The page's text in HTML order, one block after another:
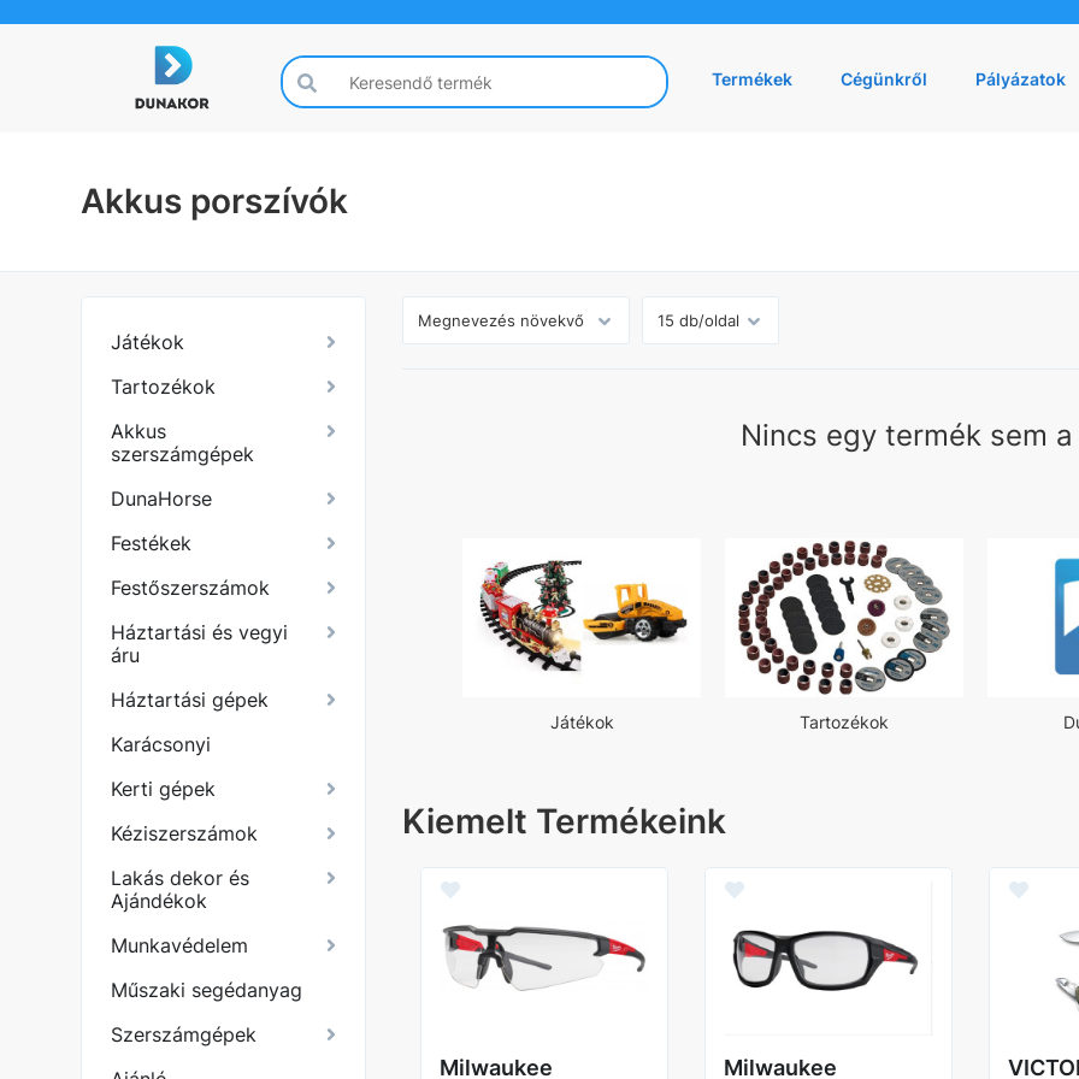
Termékek Cégünkről Pályázatok
Akkus porszívók
Játékok
Tartozékok
Akkus
szerszámgépek
DunaHorse
Festékek
Festőszerszámok
Háztartási és vegyi
áru
Háztartási gépek
Karácsonyi
Kerti gépek
Kéziszerszámok
Lakás dekor és
Ajándékok
Munkavédelem
Műszaki segédanyag
Szerszámgépek
Nincs egy termék sem
Játékok Tartozékok
Kiemelt Termékeink
Kif.BITKÉSZLET
MILWAUKEE
RÉSZES -
4932471587
Milwaukee
Milwaukee